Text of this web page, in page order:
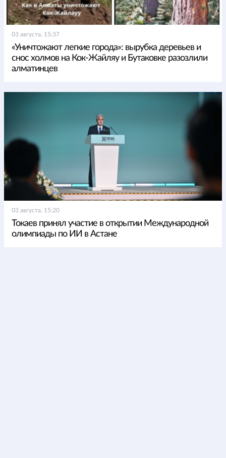
03 августа, 15:37
«Уничтожают легкие города»: вырубка деревьев и
снос холмов на Кок-Жайляу и Бутаковке разозлили
алматинцев
03 августа, 15:20
Токаев принял участие в открытии Международной
олимпиады по ИИ в Астане